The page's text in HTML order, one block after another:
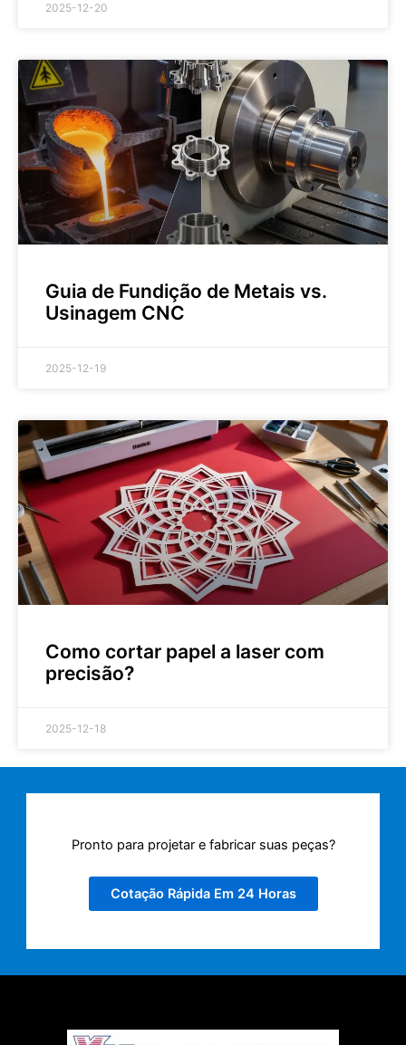
2025-12-20
Guia de Fundição de Metais vs.
Usinagem CNC
2025-12-19
Como cortar papel a laser com
precisão?
2025-12-18
Pronto para projetar e fabricar suas peças?
Cotação Rápida Em 24 Horas